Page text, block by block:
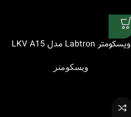
ویسکومتر Labtron مدل LKV A15
ویسکومتر